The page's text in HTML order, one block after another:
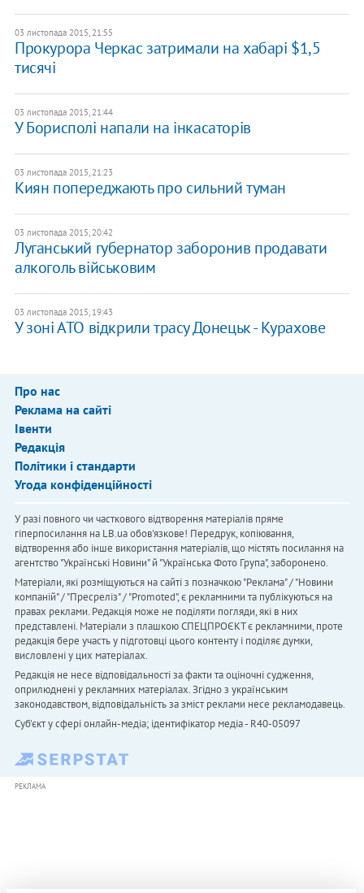
03 листопада 2015, 21:55
Прокурора Черкас затримали на хабарі $1,5
тисячі
03 листопада 2015, 21:44
У Борисполі напали на інкасаторів
03 листопада 2015, 21:23
Киян попереджають про сильний туман
03 листопада 2015, 20:42
Луганський губернатор заборонив продавати
алкоголь військовим
03 листопада 2015, 19:43
У зоні АТО відкрили трасу Донецьк - Курахове
Про нас
Реклама на сайті
Івенти
Редакція
Політики і стандарти
Угода конфіденційності
У разі повного чи часткового відтворення матеріалів пряме
гіперпосилання на LB.ua обов'язкове! Передрук, копіювання,
відтворення або інше використання матеріалів, що містять посилання на
агентство "Українськi Новини" й "Українська Фото Група", заборонено.
Матеріали, які розміщуються на сайті з позначкою "Реклама" / "Новини
компаній" / "Пресреліз" / "Promoted", є рекламними та публікуються на
правах реклами. Редакція може не поділяти погляди, які в них
представлені. Матеріали з плашкою СПЕЦПРОЄКТ є рекламними, проте
редакція бере участь у підготовці цього контенту і поділяє думки,
висловлені у цих матеріалах.
Редакція не несе відповідальності за факти та оціночні судження,
оприлюднені у рекламних матеріалах. Згідно з українським
законодавством, відповідальність за зміст реклами несе рекламодавець.
Cуб'єкт у сфері онлайн-медіа; ідентифікатор медіа - R40-05097
РЕКЛАМА